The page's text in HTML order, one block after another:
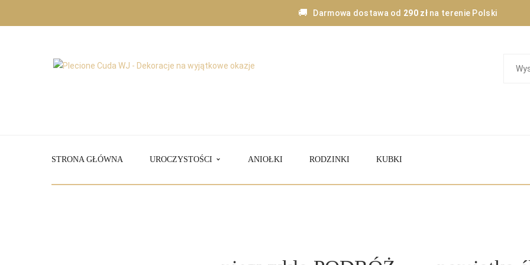
🚚 Darmowa dostawa od 290 złna terenie Polski
STRONA GŁÓWNA UROCZYSTOŚCI ANIOŁKI RODZINKI KUBKI